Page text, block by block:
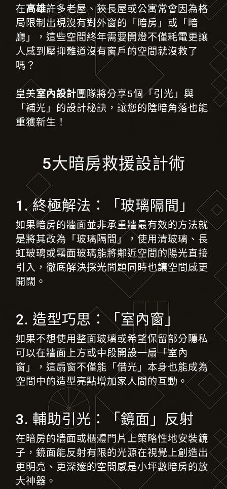
在高雄許多老屋、狹長屋或公寓常會因為格
局限制出現沒有對外窗的「暗房」或「暗
廳」
， 這些空間終年需要開燈不僅耗電更讓
人感到壓抑難道沒有窗戶的空間就沒救了
嗎？
皇美室內設計團隊將分享5個「引光」與
「補光」的設計秘訣，讓您的陰暗角落也能
重獲新生！
5大暗房救援設計術
1. 終極解法：「玻璃隔間」
如果暗房的牆面並非承重牆最有效的方法就
是將其改為「玻璃隔間」 ，使用清玻璃、長
虹玻璃或霧面玻璃能將鄰近空間的陽光直接
引入，徹底解決採光問題同時也讓空間感更
開闊。
2. 造型巧思：「室內窗」
如果不想使用整面玻璃或希望保留部分隱私
可以在牆面上方或中段開設一扇「室內
窗」
， 這扇窗不僅能「借光」本身也能成為
空間中的造型亮點增加家人間的互動。
3. 輔助引光：「鏡面」反射
在暗房的牆面或櫃體門片上策略性地安裝鏡
子 ， 鏡面能反射有限的光源在視覺上創造出
更明亮、更深邃的空間感是小坪數暗房的放
大神器。